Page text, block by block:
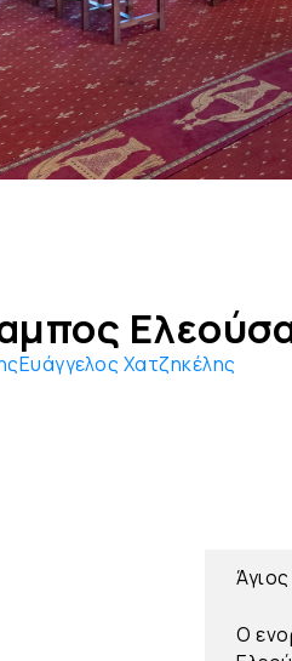
Χατζηκέλης
Ο